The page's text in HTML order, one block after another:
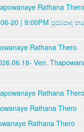
Rathana Thero
20 | 9:00PM
Rathana Thero
Ven.
Rathana Thero
Rathana Thero
Rathana Thero